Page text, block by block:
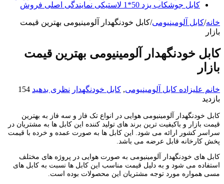
کابل جوشکاب یزد 50*1 لاستیکی نمایندگی اصلی فروش
خانه/کابل آلومینیومی/کابل خودنگهدار آلومینیومی بهترین قیمت
بازار
کابل خودنگهدار آلومینیومی بهترین قیمت
بازار
خانم علیزاده کابل آلومینیومی, کابل خودنگهدار نظری بدهید 154
بازدید
کابل خودنگهدار آلومینیومی هوایی در انواع تک فاز و سه فاز به بهترین
قیمت بازار و باکیفیت ترین برند های تولید کننده این کابل ها به مشتریان در
سراسر کشور ارائه می شود. این کابل ها به صورت عمده و خرده با قیمت
پخش کارخانه قابل عرضه می باشد.
کابل های خودنگهدار آلومینیومی به صورت هوایی در پروژه های مختلف
استفاده می شود و به دلیل قیمت مناسب این کابل ها نسبت به کابل های
مسی همواره مورد توجه مشتریان این محصولات بوده است.